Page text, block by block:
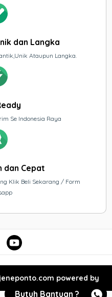
dan Langka
Ataupun Langka.
Se Indonesia Raya
dan Cepat
Klik Beli Sekarang / Form
powered by
Butuh Bantuan ?